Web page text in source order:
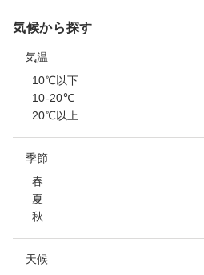
気候から探す
気温
10℃以下
10-20℃
20℃以上
季節
春
夏
秋
天候